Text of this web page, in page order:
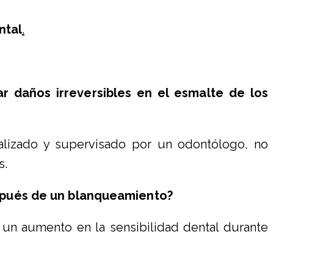
.
daños irreversibles en el esmalte de los
y supervisado por un odontólogo, no
de un blanqueamiento?
aumento en la sensibilidad dental durante